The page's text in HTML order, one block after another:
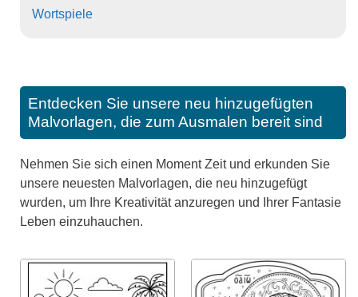
Wortspiele
Entdecken Sie unsere neu hinzugefügten
Malvorlagen, die zum Ausmalen bereit sind
Nehmen Sie sich einen Moment Zeit und erkunden Sie
unsere neuesten Malvorlagen, die neu hinzugefügt
wurden, um Ihre Kreativität anzuregen und Ihrer Fantasie
Leben einzuhauchen.